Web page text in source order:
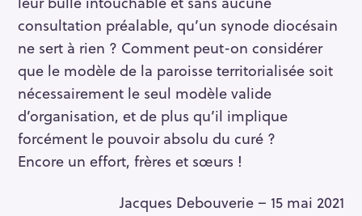
consultation préalable, qu’un synode diocésain
ne sert à rien ? Comment peut-on considérer
que le modèle de la paroisse territorialisée soit
nécessairement le seul modèle valide
d’organisation, et de plus qu’il implique
forcément le pouvoir absolu du curé ?
Encore un effort, frères et sœurs !
Jacques Debouverie – 15 mai 2021